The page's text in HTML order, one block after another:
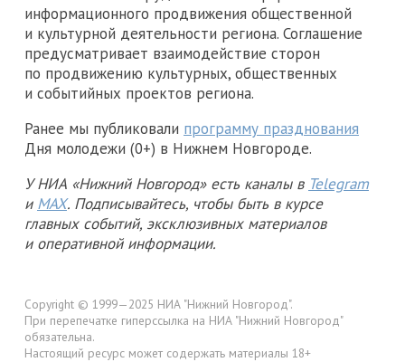
информационного продвижения общественной
и культурной деятельности региона. Соглашение
предусматривает взаимодействие сторон
по продвижению культурных, общественных
и событийных проектов региона.
Ранее мы публиковали программу празднования
Дня молодежи (0+) в Нижнем Новгороде.
У НИА «Нижний Новгород» есть каналы в Telegram
и MAX. Подписывайтесь, чтобы быть в курсе
главных событий, эксклюзивных материалов
и оперативной информации.
Copyright © 1999—2025 НИА "Нижний Новгород".
При перепечатке гиперссылка на НИА "Нижний Новгород"
обязательна.
Настоящий ресурс может содержать материалы 18+